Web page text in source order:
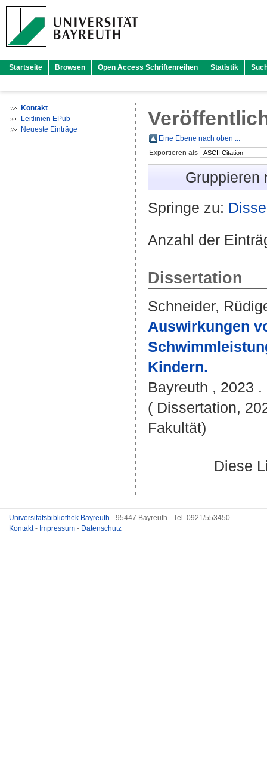
Startseite Browsen Open Access Schriftenreihen Statistik
Kontakt
Leitlinien EPub
Neueste Einträge
Eine Ebene nach oben ...
Exportieren als
Gruppieren
Springe zu:
Anzahl der
Dissertation
Schneider,
Auswirkungen
Kindern.
Bayreuth , 2023 .
( Dissertation,
Fakultät)
Diese
Universitätsbibliothek Bayreuth - 95447 Bayreuth - Tel. 0921/553450
Kontakt- Impressum - Datenschutz